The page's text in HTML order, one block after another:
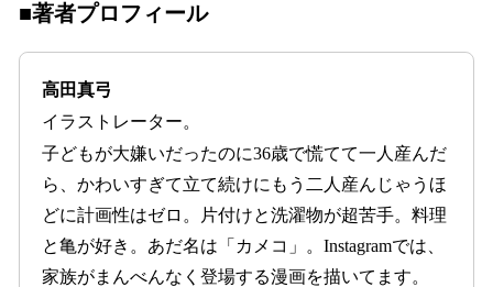
■著者プロフィール
高田真弓
イラストレーター。
子どもが大嫌いだったのに36歳で慌てて一人産んだ
ら、かわいすぎて立て続けにもう二人産んじゃうほ
どに計画性はゼロ。片付けと洗濯物が超苦手。料理
と亀が好き。あだ名は「カメコ」。Instagramでは、
家族がまんべんなく登場する漫画を描いてます。